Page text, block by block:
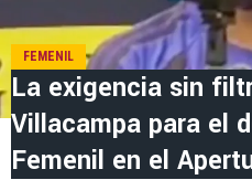
FEMENIL
La exigencia sin
Villacampa para el
Femenil en el